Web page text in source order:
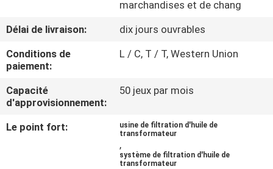
CONTACTEZ-
NOUS
NOUVELLES
DEMANDEZ
marchandises et de chang
Délai de livraison:
dix jours ouvrables
Conditions de
paiement:
L / C, T / T, Western Union
Capacité
d'approvisionnement:
50 jeux par mois
Le point fort:
usine de filtration d'huile de
transformateur
,
système de filtration d'huile de
transformateur